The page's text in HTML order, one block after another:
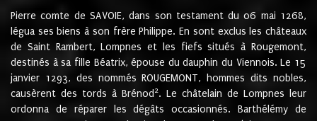
Pierre comte de SAVOIE, dans son testament du 06 mai 1268,
légua ses biens à son frère Philippe. En sont exclus les châteaux
de Saint Rambert, Lompnes et les fiefs situés à Rougemont,
destinés à sa fille Béatrix, épouse du dauphin du Viennois. Le 15
janvier 1293, des nommés ROUGEMONT, hommes dits nobles,
causèrent des tords à Brénod 2. Le châtelain de Lompnes leur
ordonna de réparer les dégâts occasionnés. Barthélémy de